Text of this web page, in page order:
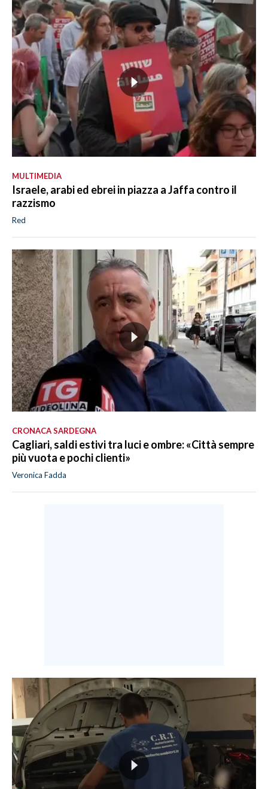
MULTIMEDIA
Israele, arabi ed ebrei in piazza a Jaffa contro il
razzismo
Red
CRONACA SARDEGNA
Cagliari, saldi estivi tra luci e ombre: «Città sempre
più vuota e pochi clienti»
Veronica Fadda